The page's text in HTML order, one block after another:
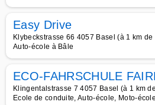
Easy Drive
Klybeckstrasse 66 4057 Basel (à 1 km de
Auto-école à Bâle
ECO-FAHRSCHULE
Klingentalstrasse 7 4057 Basel (à 1 km
Ecole de conduite, Auto-école, Moto-